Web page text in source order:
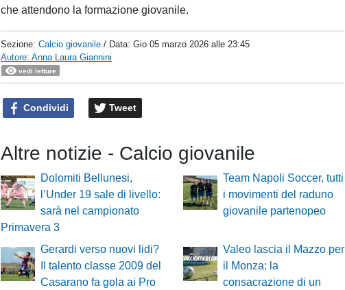
che attendono la formazione giovanile.
Sezione:Calcio giovanile / Data:Gio 05 marzo 2026 alle 23:45
Autore: Anna Laura Giannini
vedi letture
Condividi Tweet
Altre notizie - Calcio giovanile
Dolomiti Bellunesi,
l’Under 19 sale di livello:
sarà nel campionato
Primavera 3
Team Napoli Soccer, tutti
i movimenti del raduno
giovanile partenopeo
Gerardi verso nuovi lidi?
Il talento classe 2009 del
Casarano fa gola ai Pro
Valeo lascia il Mazzo per
il Monza: la
consacrazione di un